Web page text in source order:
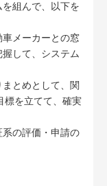
組んで、以下を
車メーカーとの窓
して、システム
まとめとして、関
標を立てて、確実
系の評価・申請の